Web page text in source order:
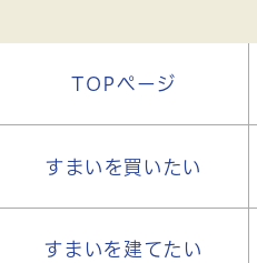
TOPページ
すまいを買いたい
すまいを建てたい